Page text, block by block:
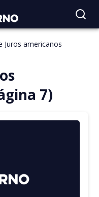
Juros americanos
7)